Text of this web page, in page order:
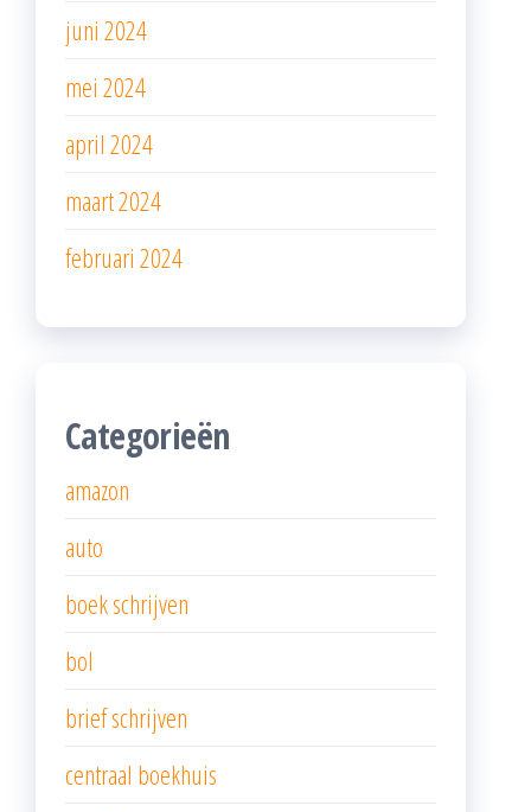
juni 2024
mei 2024
april 2024
maart 2024
februari 2024
Categorieën
amazon
auto
boek schrijven
bol
brief schrijven
centraal boekhuis